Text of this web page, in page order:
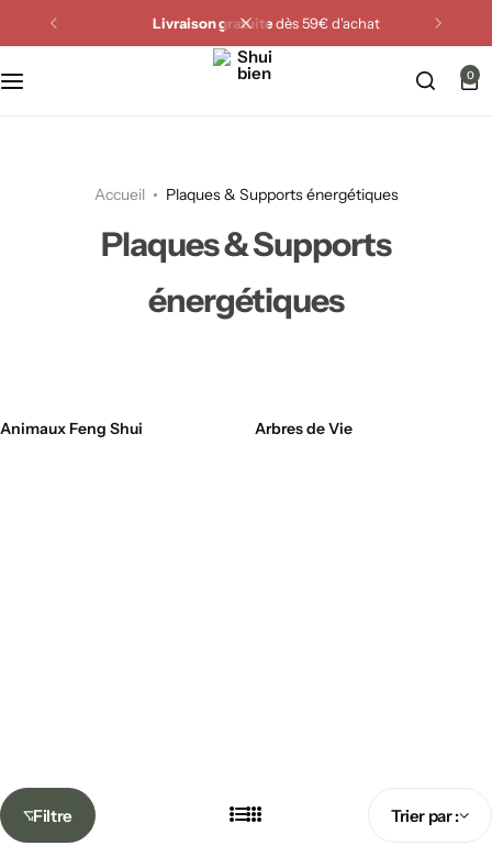
Livraison gratuitedès 59€ d'achat
Search
0
Accueil Plaques & Supports énergétiques
Plaques & Supports
énergétiques
Animaux Feng Shui Arbres de Vie
Filtre Trier par :